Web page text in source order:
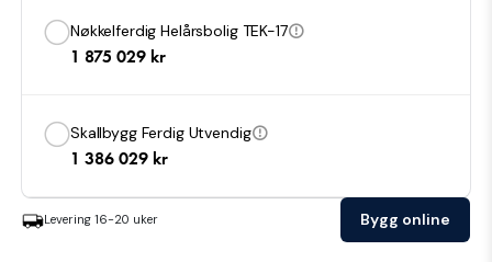
Nøkkelferdig Helårsbolig TEK-17
1 875 029 kr
Skallbygg Ferdig Utvendig
1 386 029 kr
Levering 16-20 uker Bygg online